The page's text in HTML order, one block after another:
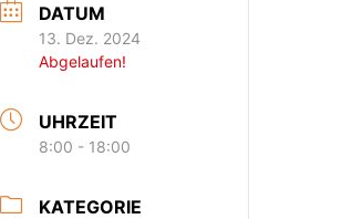
DATUM
13. Dez. 2024
Abgelaufen!
UHRZEIT
8:00 - 18:00
KATEGORIE